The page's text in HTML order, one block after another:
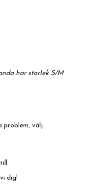
har storlek S/M
problem, välj
dig!